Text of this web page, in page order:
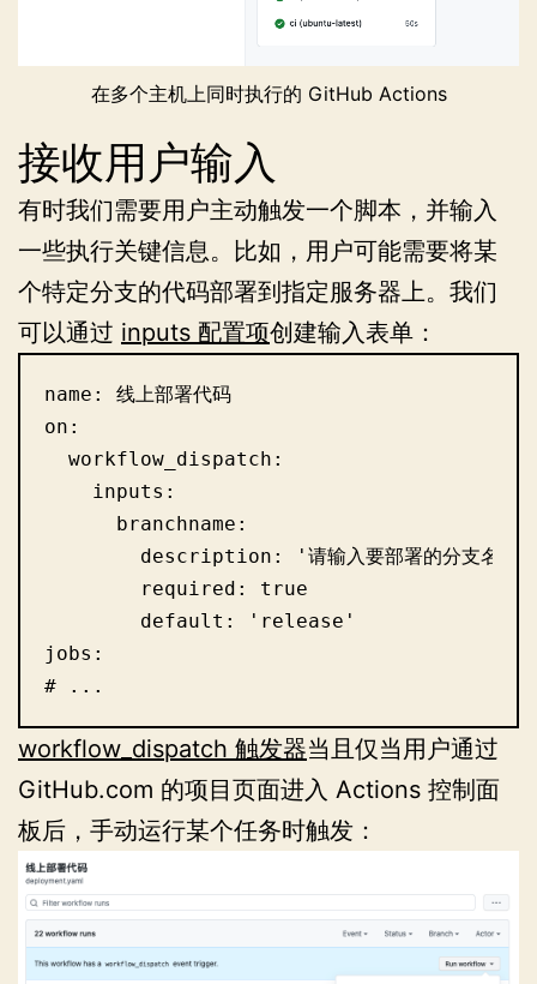
在多个主机上同时执行的 GitHub Actions
接收用户输入
有时我们需要用户主动触发一个脚本，并输入
一些执行关键信息。比如，用户可能需要将某
个特定分支的代码部署到指定服务器上。我们
可以通过 inputs 配置项创建输入表单：
name: 线上部署代码
on:
  workflow_dispatch:
    inputs:
      branchname:
description: '请输入要部署的分支名称
        required: true
        default: 'release'
jobs:
# ...
workflow_dispatch 触发器当且仅当用户通过
GitHub.com 的项目页面进入 Actions 控制面
板后，手动运行某个任务时触发：